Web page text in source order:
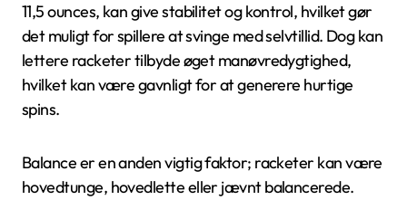
11,5 ounces, kan give stabilitet og kontrol, hvilket gør
det muligt for spillere at svinge med selvtillid. Dog kan
lettere racketer tilbyde øget manøvredygtighed,
hvilket kan være gavnligt for at generere hurtige
spins.
Balance er en anden vigtig faktor; racketer kan være
hovedtunge, hovedlette eller jævnt balancerede.